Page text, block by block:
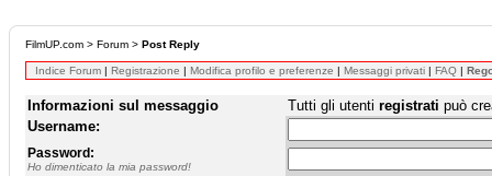
FilmUP.com > Forum > Post Reply
Indice Forum | Registrazione | Modifica profilo e preferenze | Messaggi privati | FAQ |
Informazioni sul messaggio Tutti gli utenti registrati può
Username:
Password:
Ho dimenticato la mia password!